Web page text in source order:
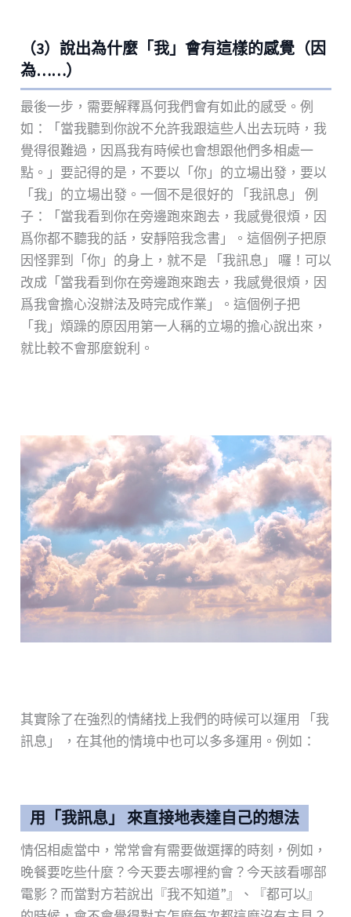
（3）說出為什麼「我」會有這樣的感覺（因
為……）
最後一步，需要解釋爲何我們會有如此的感受。例
如：「當我聽到你說不允許我跟這些人出去玩時，我
覺得很難過，因爲我有時候也會想跟他們多相處一
點。」要記得的是，不要以「你」的立場出發，要以
「我」的立場出發。一個不是很好的 「我訊息」 例
子：「當我看到你在旁邊跑來跑去，我感覺很煩，因
爲你都不聽我的話，安靜陪我念書」。這個例子把原
因怪罪到「你」的身上，就不是 「我訊息」 囉！可以
改成「當我看到你在旁邊跑來跑去，我感覺很煩，因
爲我會擔心沒辦法及時完成作業」。這個例子把
「我」煩躁的原因用第一人稱的立場的擔心說出來，
就比較不會那麼銳利。
其實除了在強烈的情緒找上我們的時候可以運用 「我
訊息」 ，在其他的情境中也可以多多運用。例如：
用「我訊息」 來直接地表達自己的想法
情侶相處當中，常常會有需要做選擇的時刻，例如，
晚餐要吃些什麼？今天要去哪裡約會？今天該看哪部
電影？而當對方若說出『我不知道”』、『都可以』